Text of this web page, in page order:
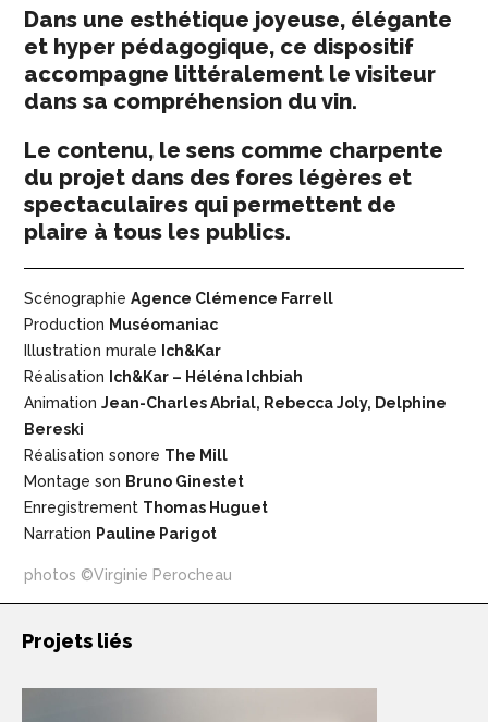
Dans une esthétique joyeuse, élégante
et hyper pédagogique, ce dispositif
accompagne littéralement le visiteur
dans sa compréhension du vin.
Le contenu, le sens comme charpente
du projet dans des fores légères et
spectaculaires qui permettent de
plaire à tous les publics.
ScénographieAgence Clémence Farrell
Production Muséomaniac
Illustration murale
Ich&Kar
Réalisation
Ich&Kar – Héléna Ichbiah
AnimationJean-Charles Abrial, Rebecca Joly, Delphine
Bereski
Réalisation sonore The Mill
Montage son Bruno Ginestet
Enregistrement Thomas Huguet
Narration Pauline Parigot
photos ©Virginie Perocheau
Projets liés